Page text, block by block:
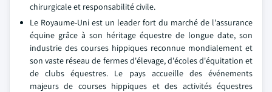
chirurgicale et responsabilité civile.
Le Royaume-Uni est un leader fort du marché de l'assurance
équine grâce à son héritage équestre de longue date, son
industrie des courses hippiques reconnue mondialement et
son vaste réseau de fermes d'élevage, d'écoles d'équitation et
de clubs équestres. Le pays accueille des événements
majeurs de courses hippiques et des activités équestres